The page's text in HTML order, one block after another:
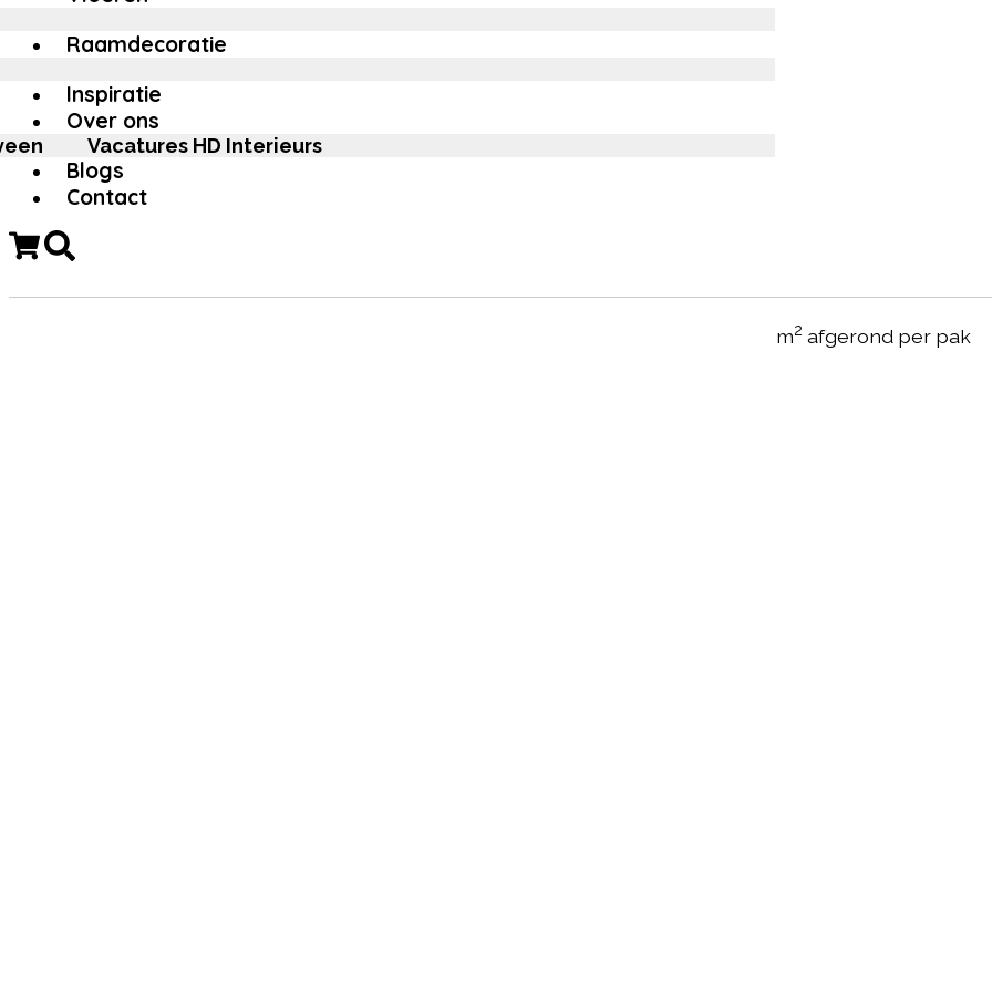
Raamdecoratie
Inspiratie
Over ons
Vacatures HD Interieurs
Blogs
Contact
m2 afgerond per pak